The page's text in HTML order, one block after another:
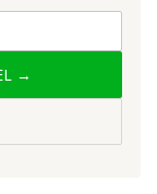
→